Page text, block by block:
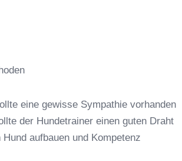
*
eine gewisse Sympathie vorhanden
der Hundetrainer einen guten Draht
aufbauen und Kompetenz